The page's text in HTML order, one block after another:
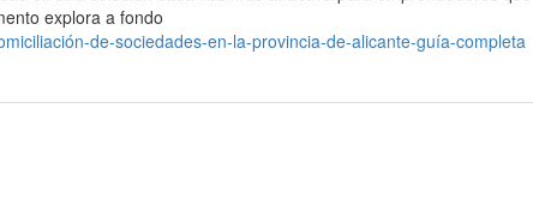
explora a fondo
de-sociedades-en-la-provincia-de-alicante-guía-completa